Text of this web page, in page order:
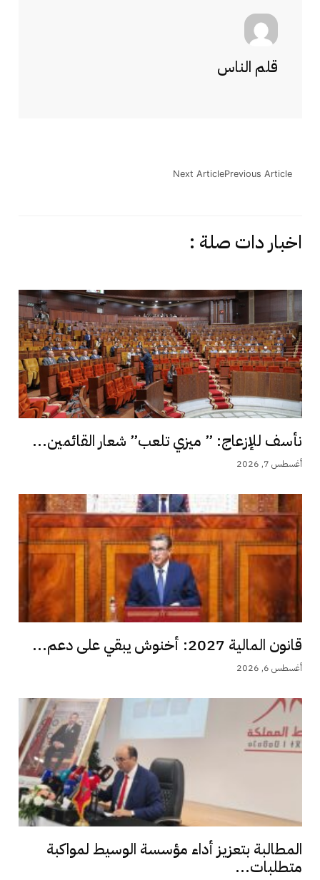
قلم الناس
Previous Article
Next Article
اخبار دات صلة :
نأسف للإزعاج: ” ميزي تلعب” شعار القائمين...
أغسطس 7, 2026
قانون المالية 2027: أخنوش يبقي على دعم...
أغسطس 6, 2026
المطالبة بتعزيز أداء مؤسسة الوسيط لمواكبة
متطلبات...